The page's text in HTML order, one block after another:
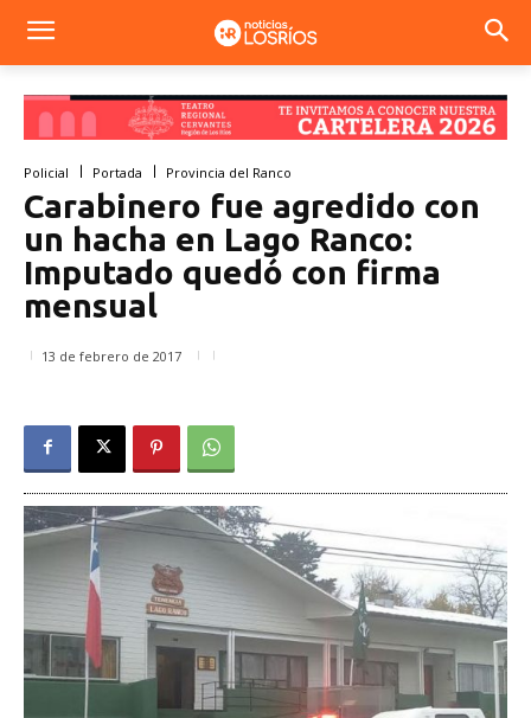
Policial Portada Provincia del Ranco
Carabinero fue agredido con
un hacha en Lago Ranco:
Imputado quedó con firma
mensual
13 de febrero de 2017